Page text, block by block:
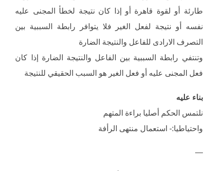
طارئة أو لقوة قاهرة أو إذا كان نتيجة لخطأ المجنى عليه
نفسه أو نتيجة لفعل الغير فلا يتوافر رابطة السببية بين
التصرف الارادى للفاعل والنتيجة الضارة
وتنتفي رابطة السببية بين الفاعل والنتيجة الضارة إذا كان
فعل المجنى عليه أو فعل الغير هو السبب الحقيقي للنتيجة
بناء عليه
نلتمس الحكم أصليا براءة المتهم
واحتياطيا:- استعمال منتهى الرأفة
—